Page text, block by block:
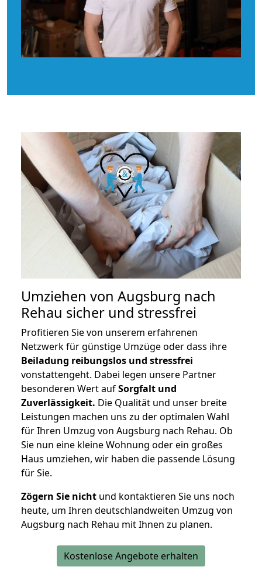
Umziehen von Augsburg nach
Rehau sicher und stressfrei
Profitieren Sie von unserem erfahrenen
Netzwerk für günstige Umzüge oder dass ihre
Beiladung reibungslos und stressfrei
vonstattengeht. Dabei legen unsere Partner
besonderen Wert aufSorgfalt und
Zuverlässigkeit. Die Qualität und unser breite
Leistungen machen uns zu der optimalen Wahl
für Ihren Umzug von Augsburg nach Rehau. Ob
Sie nun eine kleine Wohnung oder ein großes
Haus umziehen, wir haben die passende Lösung
für Sie.
Zögern Sie nicht und kontaktieren Sie uns noch
heute, um Ihren deutschlandweiten Umzug von
Augsburg nach Rehau mit Ihnen zu planen.
Kostenlose Angebote erhalten